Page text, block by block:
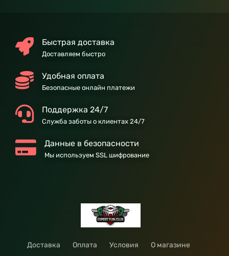
Быстрая доставка
Доставляем быстро
Удобная оплата
Безопасные онлайн платежи
Поддержка 24/7
Служба заботы о клиентах 24/7
Данные в безопасности
Мы используем SSL шифрование
Доставка Оплата Условия
О магазине